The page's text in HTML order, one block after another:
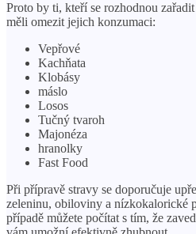
Proto by ti, kteří se rozhodnou
měli omezit jejich konzumaci:
Vepřové
Kachňata
Klobásy
máslo
Losos
Tučný tvaroh
Majonéza
hranolky
Fast Food
Při přípravě stravy se doporučuje
zeleninu, obiloviny a nízkokalorické
případě můžete počítat s tím, že